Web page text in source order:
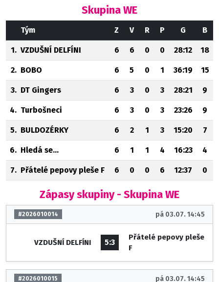
Skupina WE
Tým Z V R P G B
1. VZDUŠNÍ DELFÍNI 6 6 0 0 28:12 18
2. BOBO 6 5 0 1 36:19 15
3. DT Gingers 6 3 0 3 28:21 9
4. Turbošneci 6 3 0 3 23:26 9
5. BULDOZÉRKY 6 2 1 3 15:20 7
6. Hledá se... 6 1 1 4 16:23 4
7. Přátelé pepovy pleše F 6 0 0 6 12:37 0
Zápasy skupiny - Skupina WE
#2026010014 pá 03.07. 14:45
VZDUŠNÍ DELFÍNI 5:3
Přátelé pepovy pleše
F
#2026010015 pá 03.07. 14:45